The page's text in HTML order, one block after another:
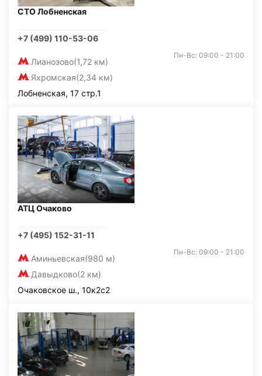
СТО Лобненская
+7 (499) 110-53-06
Лианозово(1,72 км)
Яхромская(2,34 км)
Пн-Вс: 09:00 - 21:00
Лобненская, 17 стр.1
АТЦ Очаково
+7 (495) 152-31-11
Аминьевская(980 м)
Давыдково(2 км)
Пн-Вс: 09:00 - 21:00
Очаковское ш., 10к2с2